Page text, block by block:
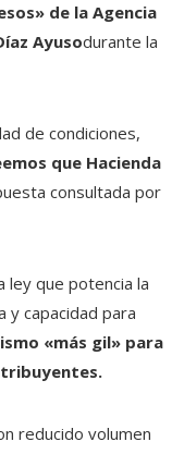
de la Agencia
Ayusodurante la
de condiciones,
que Hacienda
consultada por
ley que potencia la
y capacidad para
«más gil» para
reducido volumen